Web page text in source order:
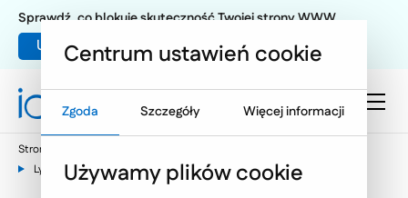
Umów warsztat UX
Sprawdź, co blokuje skuteczność Twojej strony WWW
Strona główna
Lynka
Centrum ustawień cookie
Zgoda Szczegóły Więcej informacji
Używamy plików cookie